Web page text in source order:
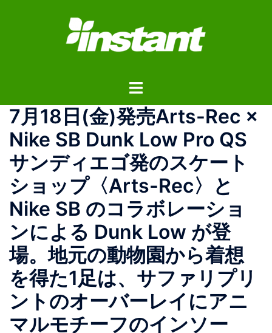
ス
ト
ル
ニ
ュ
ー
7月18日(金)発売Arts-Rec ×
Nike SB Dunk Low Pro QS
サンディエゴ発のスケート
ショップ〈Arts-Rec〉と
Nike SB のコラボレーショ
ンによる Dunk Low が登
場。地元の動物園から着想
を得た1足は、サファリプリ
ントのオーバーレイにアニ
マルモチーフのインソー